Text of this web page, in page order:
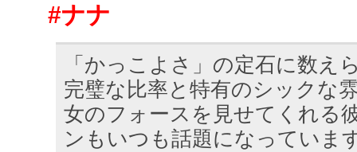
#ナナ
「かっこよさ」の定石に数え
完璧な比率と特有のシックな
女のフォースを見せてくれる
ンもいつも話題になっていま